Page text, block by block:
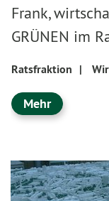
Frank,
GRÜNEN im
Ratsfraktion |
Mehr